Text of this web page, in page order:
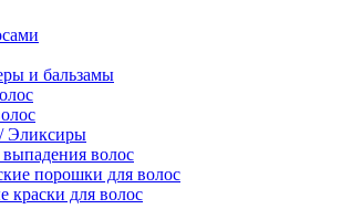
и бальзамы
Эликсиры
выпадения волос
порошки для волос
краски для волос